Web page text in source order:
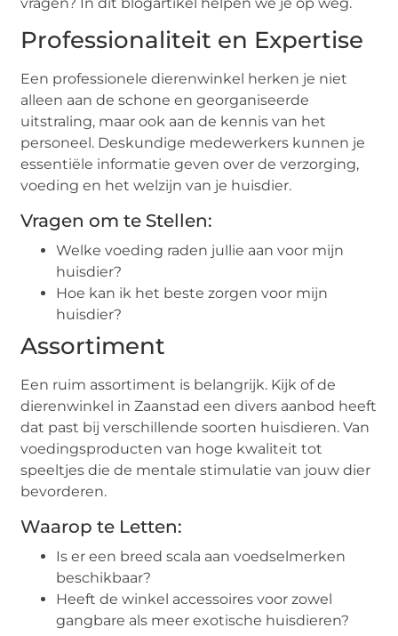
Professionaliteit en Expertise
Een professionele dierenwinkel herken je niet
alleen aan de schone en georganiseerde
uitstraling, maar ook aan de kennis van het
personeel. Deskundige medewerkers kunnen je
essentiële informatie geven over de verzorging,
voeding en het welzijn van je huisdier.
Vragen om te Stellen:
Welke voeding raden jullie aan voor mijn
huisdier?
Hoe kan ik het beste zorgen voor mijn
huisdier?
Assortiment
Een ruim assortiment is belangrijk. Kijk of de
dierenwinkel in Zaanstad een divers aanbod heeft
dat past bij verschillende soorten huisdieren. Van
voedingsproducten van hoge kwaliteit tot
speeltjes die de mentale stimulatie van jouw dier
bevorderen.
Waarop te Letten:
Is er een breed scala aan voedselmerken
beschikbaar?
Heeft de winkel accessoires voor zowel
gangbare als meer exotische huisdieren?